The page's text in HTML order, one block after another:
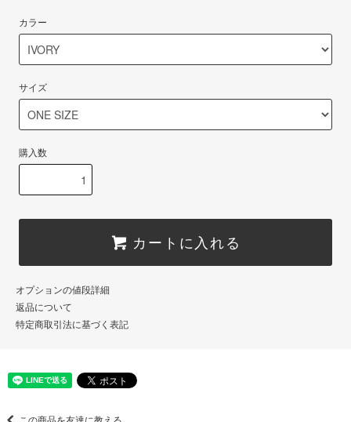
カラー
サイズ
購入数
カートに入れる
オプションの値段詳細
返品について
特定商取引法に基づく表記